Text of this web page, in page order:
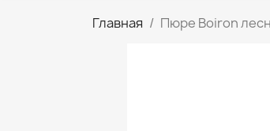
Главная Пюре Boiron